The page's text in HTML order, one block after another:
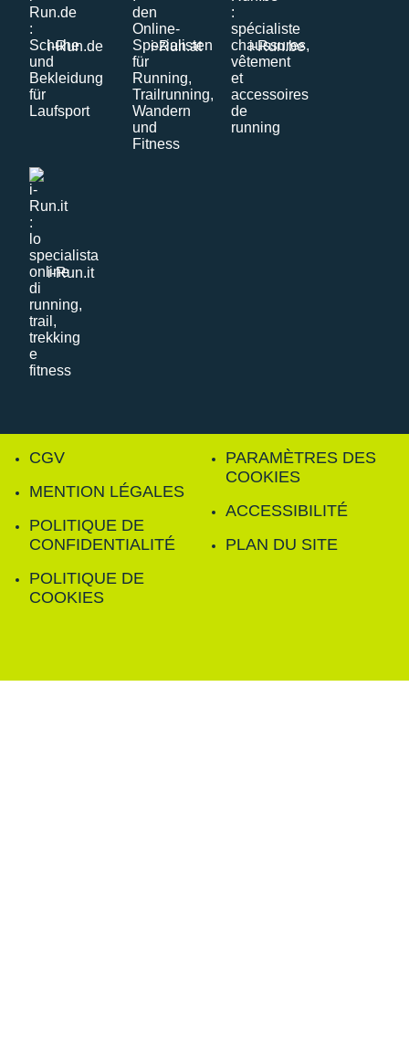
i-Run.de i-Run.at i-Run.be
i-Run.it
CGV
MENTION LÉGALES
POLITIQUE DE
CONFIDENTIALITÉ
POLITIQUE DE
COOKIES
PARAMÈTRES DES
COOKIES
ACCESSIBILITÉ
PLAN DU SITE